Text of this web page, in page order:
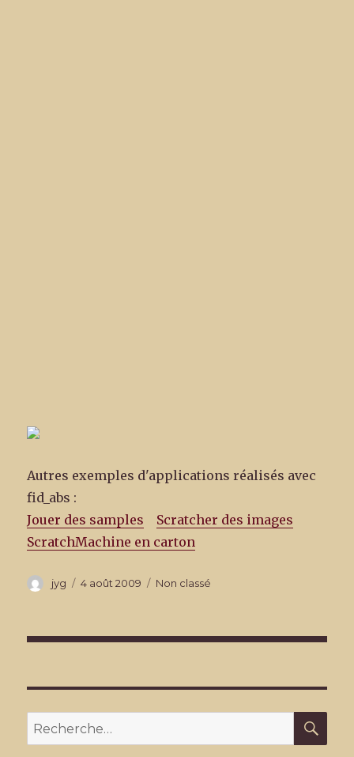
Autres exemples d'applications réalisés avec
fid_abs :
Jouer des samples
Scratcher des images
ScratchMachine en carton
Auteur
jyg
Publié
4 août 2009 Catégories
Non classé
de
l’article
Recherche
pour